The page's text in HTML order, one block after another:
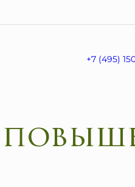
+7 (495)